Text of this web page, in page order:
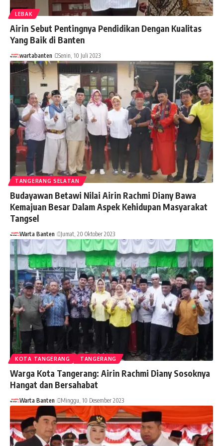
LEBAK
Airin Sebut Pentingnya Pendidikan Dengan Kualitas
Yang Baik di Banten
wartabanten Senin, 10 Juli 2023
TANGERANG SELATAN
Budayawan Betawi Nilai Airin Rachmi Diany Bawa
Kemajuan Besar Dalam Aspek Kehidupan Masyarakat
Tangsel
Warta Banten Jumat, 20 Oktober 2023
KOTA TANGERANG TANGERANG
Warga Kota Tangerang: Airin Rachmi Diany Sosoknya
Hangat dan Bersahabat
Warta Banten Minggu, 10 Desember 2023